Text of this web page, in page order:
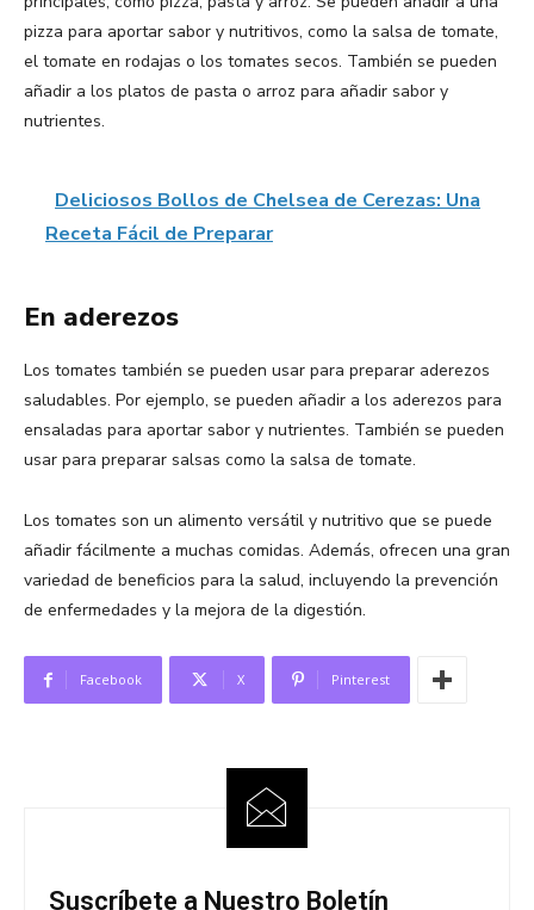
pizza para aportar sabor y nutritivos, como la salsa de tomate,
el tomate en rodajas o los tomates secos. También se pueden
añadir a los platos de pasta o arroz para añadir sabor y
nutrientes.
Deliciosos Bollos de Chelsea de Cerezas: Una
Receta Fácil de Preparar
En aderezos
Los tomates también se pueden usar para preparar aderezos
saludables. Por ejemplo, se pueden añadir a los aderezos para
ensaladas para aportar sabor y nutrientes. También se pueden
usar para preparar salsas como la salsa de tomate.
Los tomates son un alimento versátil y nutritivo que se puede
añadir fácilmente a muchas comidas. Además, ofrecen una gran
variedad de beneficios para la salud, incluyendo la prevención
de enfermedades y la mejora de la digestión.
Facebook X Pinterest
Suscríbete a Nuestro Boletín